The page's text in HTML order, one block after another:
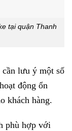
tại quận Thanh
cần lưu ý một số
động ổn
khách hàng.
phù hợp với